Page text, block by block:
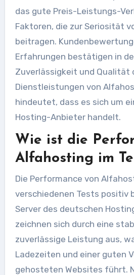
das gute Preis-Leistungs-
Faktoren, die zur Seriosität
beitragen.
Erfahrungen bestätigen in
Zuverlässigkeit und Qualität
Dienstleistungen von
hindeutet, dass es sich um
Hosting-Anbieter handelt.
Wie ist die
Alfahosting im
Die Performance von
verschiedenen Tests positiv
Server des deutschen
zeichnen sich durch eine
zuverlässige Leistung aus,
Ladezeiten und einer guten
gehosteten Websites führt.